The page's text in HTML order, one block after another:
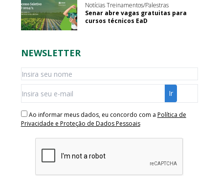
Notícias Treinamentos/Palestras
Senar abre vagas gratuitas para
cursos técnicos EaD
NEWSLETTER
Ao informar meus dados, eu concordo com a Política de
Privacidade e Proteção de Dados Pessoais